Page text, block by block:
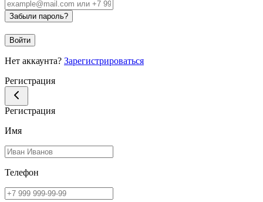
Забыли пароль?
Войти
Нет аккаунта? Зарегистрироваться
Регистрация
Регистрация
Имя
Телефон